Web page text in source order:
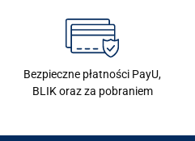
Bezpieczne płatności PayU,
BLIK oraz za pobraniem